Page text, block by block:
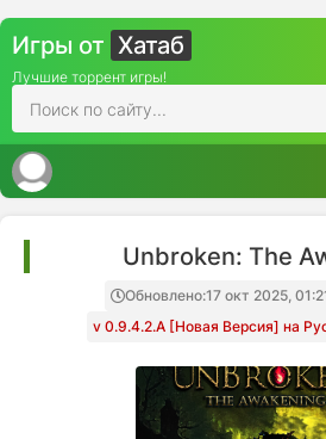
Игры от Хатаб
Лучшие торрент игры!
Unbroken: The
Обновлено:17 окт 2025,
v 0.9.4.2.A [Новая Версия] на